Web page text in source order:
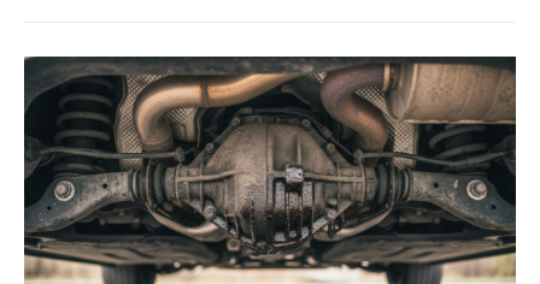
Décryptage
du
Problème
Haldex
sur
Golf
R
: